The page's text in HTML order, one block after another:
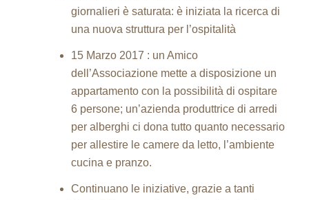
giornalieri è saturata: è iniziata la ricerca di
una nuova struttura per l’ospitalità
15 Marzo 2017 : un Amico
dell’Associazione mette a disposizione un
appartamento con la possibilità di ospitare
6 persone; un’azienda produttrice di arredi
per alberghi ci dona tutto quanto necessario
per allestire le camere da letto, l’ambiente
cucina e pranzo.
Continuano le iniziative, grazie a tanti